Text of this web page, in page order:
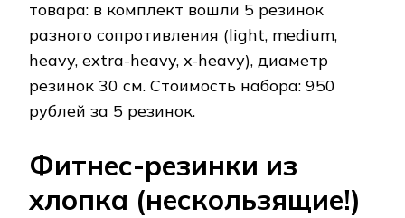
товара: в комплект вошли 5 резинок
разного сопротивления (light, medium,
heavy, extra-heavy, x-heavy), диаметр
резинок 30 см. Стоимость набора: 950
рублей за 5 резинок.
Фитнес-резинки из
хлопка (нескользящие!)